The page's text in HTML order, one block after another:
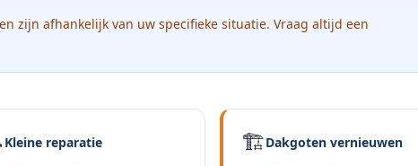
zijn afhankelijk van uw specifieke situatie. Vraag altijd een
Kleine reparatie 🏗️Dakgoten vernieuwen